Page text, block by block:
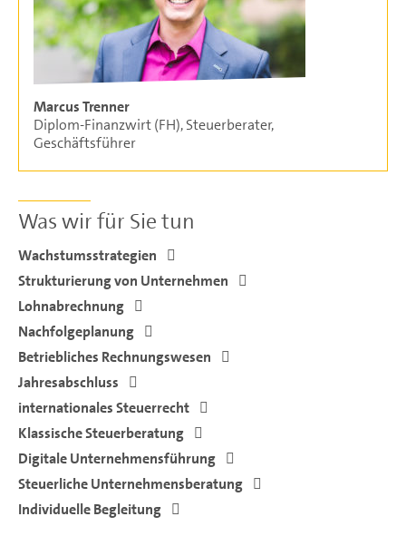
Marcus Trenner
Diplom-Finanzwirt (FH), Steuerberater,
Geschäftsführer
Was wir für Sie tun
Wachstumsstrategien
Strukturierung von Unternehmen
Lohnabrechnung
Nachfolgeplanung
Betriebliches Rechnungswesen
Jahresabschluss
internationales Steuerrecht
Klassische Steuerberatung
Digitale Unternehmensführung
Steuerliche Unternehmensberatung
Individuelle Begleitung